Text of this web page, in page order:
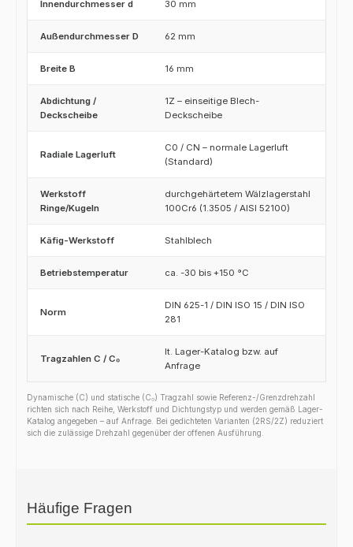
Innendurchmesser d 30 mm
Außendurchmesser D 62 mm
Breite B 16 mm
Abdichtung /
Deckscheibe
1Z – einseitige Blech-
Deckscheibe
Radiale Lagerluft
C0 / CN – normale Lagerluft
(Standard)
Werkstoff
Ringe/Kugeln
durchgehärtetem Wälzlagerstahl
100Cr6 (1.3505 / AISI 52100)
Käfig-Werkstoff Stahlblech
Betriebstemperatur ca. -30 bis +150 °C
Norm
DIN 625-1 / DIN ISO 15 / DIN ISO
281
Tragzahlen C / C₀
lt. Lager-Katalog bzw. auf
Anfrage
Dynamische (C) und statische (C₀) Tragzahl sowie Referenz-/Grenzdrehzahl
richten sich nach Reihe, Werkstoff und Dichtungstyp und werden gemäß Lager-
Katalog angegeben – auf Anfrage. Bei gedichteten Varianten (2RS/2Z) reduziert
sich die zulässige Drehzahl gegenüber der offenen Ausführung.
Häufige Fragen